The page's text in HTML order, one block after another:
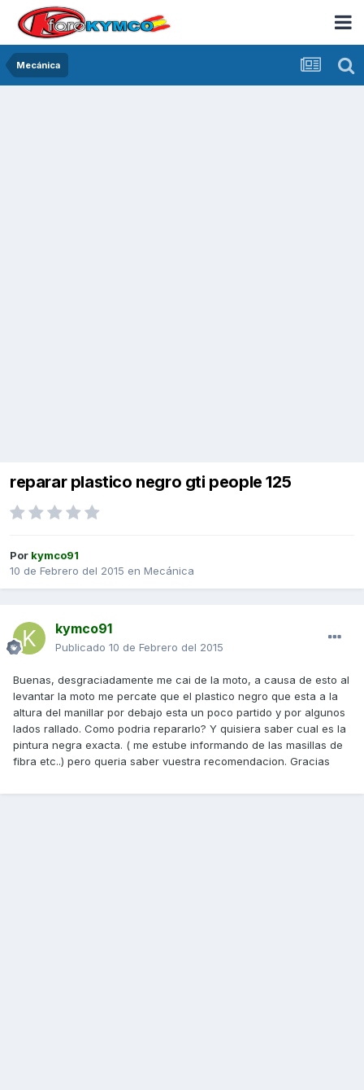
Mecánica
reparar plastico negro gti people 125
Por kymco91
10 de Febrero del 2015 en Mecánica
kymco91
Publicado 10 de Febrero del 2015
Buenas, desgraciadamente me cai de la moto, a causa de esto al
levantar la moto me percate que el plastico negro que esta a la
altura del manillar por debajo esta un poco partido y por algunos
lados rallado. Como podria repararlo? Y quisiera saber cual es la
pintura negra exacta. ( me estube informando de las masillas de
fibra etc..) pero queria saber vuestra recomendacion. Gracias